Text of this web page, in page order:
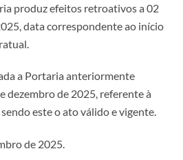
produz efeitos retroativos a 02
data correspondente ao início
a Portaria anteriormente
dezembro de 2025, referente à
este o ato válido e vigente.
de 2025.